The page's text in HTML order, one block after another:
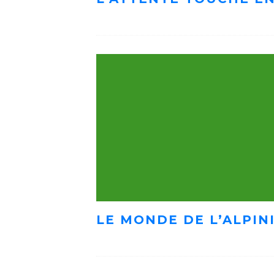
LE MONDE DE